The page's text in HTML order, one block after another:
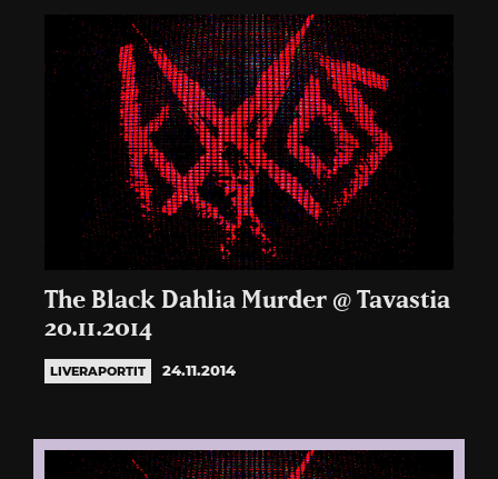
The Black Dahlia Murder @ Tavastia
20.11.2014
LIVERAPORTIT 24.11.2014